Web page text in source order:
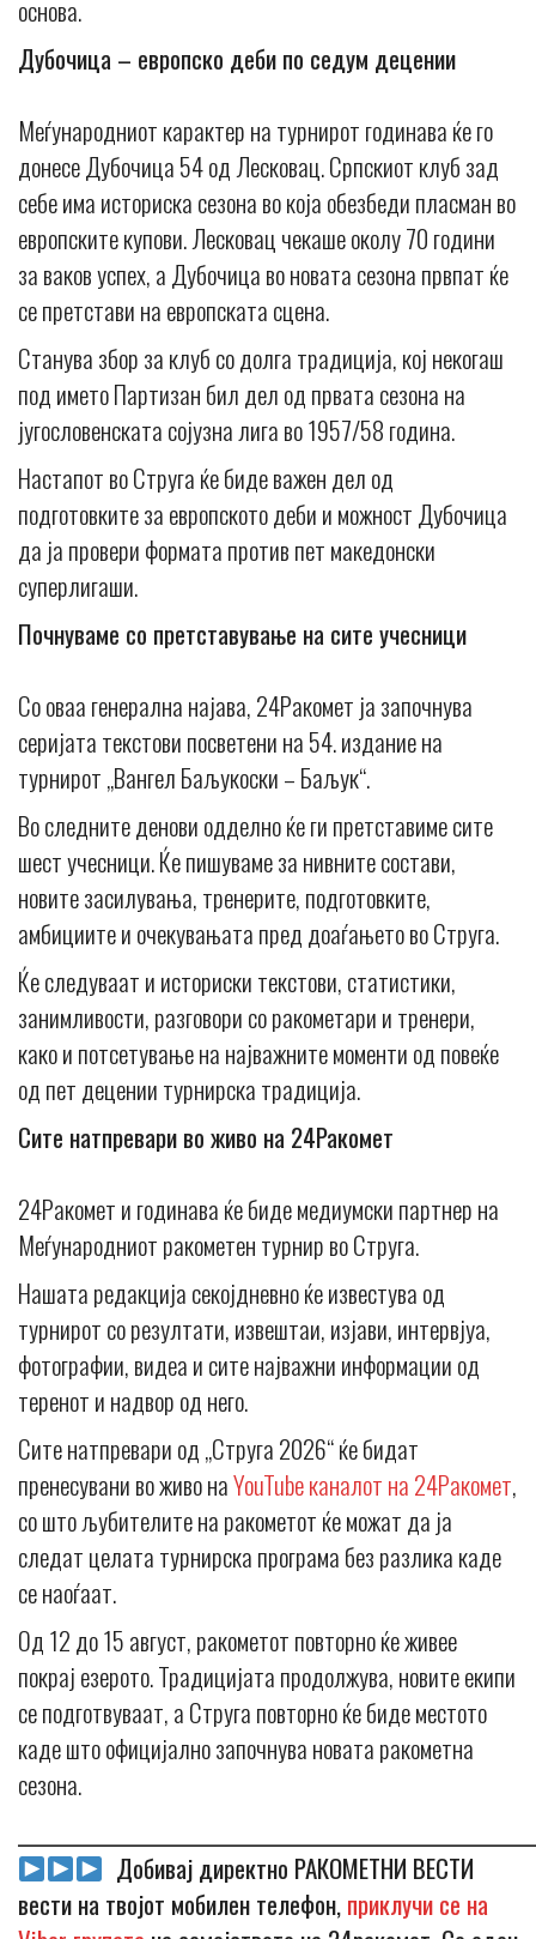
основа.
Дубочица – европско деби по седум децении
Меѓународниот карактер на турнирот годинава ќе го
донесе Дубочица 54 од Лесковац. Српскиот клуб зад
себе има историска сезона во која обезбеди пласман во
европските купови. Лесковац чекаше околу 70 години
за ваков успех, а Дубочица во новата сезона првпат ќе
се претстави на европската сцена.
Станува збор за клуб со долга традиција, кој некогаш
под името Партизан бил дел од првата сезона на
југословенската сојузна лига во 1957/58 година.
Настапот во Струга ќе биде важен дел од
подготовките за европското деби и можност Дубочица
да ја провери формата против пет македонски
суперлигаши.
Почнуваме со претставување на сите учесници
Со оваа генерална најава, 24Ракомет ја започнува
серијата текстови посветени на 54. издание на
турнирот „Вангел Баљукоски – Баљук“.
Во следните денови одделно ќе ги претставиме сите
шест учесници. Ќе пишуваме за нивните состави,
новите засилувања, тренерите, подготовките,
амбициите и очекувањата пред доаѓањето во Струга.
Ќе следуваат и историски текстови, статистики,
занимливости, разговори со ракометари и тренери,
како и потсетување на најважните моменти од повеќе
од пет децении турнирска традиција.
Сите натпревари во живо на 24Ракомет
24Ракомет и годинава ќе биде медиумски партнер на
Меѓународниот ракометен турнир во Струга.
Нашата редакција секојдневно ќе известува од
турнирот со резултати, извештаи, изјави, интервјуа,
фотографии, видеа и сите најважни информации од
теренот и надвор од него.
Сите натпревари од „Струга 2026“ ќе бидат
пренесувани во живо наYouTube каналот на 24Ракомет,
со што љубителите на ракометот ќе можат да ја
следат целата турнирска програма без разлика каде
се наоѓаат.
Од 12 до 15 август, ракометот повторно ќе живее
покрај езерото. Традицијата продолжува, новите екипи
се подготвуваат, а Струга повторно ќе биде местото
каде што официјално започнува новата ракометна
сезона.
Добивај директно РАКОМЕТНИ ВЕСТИ
вести на твојот мобилен телефон,приклучи се на